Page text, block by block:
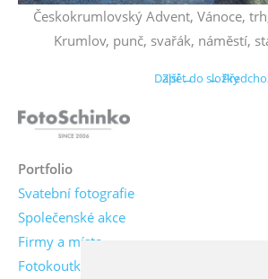
Českokrumlovský Advent, Vánoce,
Krumlov, punč, svařák, náměstí,
←
Další →
Zpět do složky
Portfolio
Svatební fotografie
Společenské akce
Firmy a místa
Fotokoutky